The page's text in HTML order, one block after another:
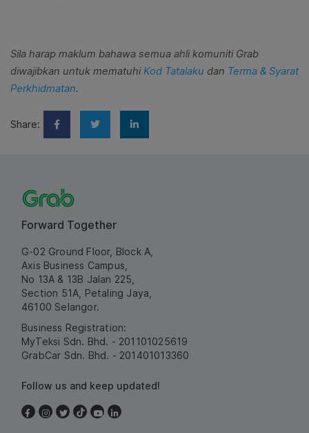
Sila harap maklum bahawa semua ahli komuniti Grab
diwajibkan untuk mematuhiKod Tatalaku dan Terma & Syarat
Perkhidmatan.
Share:
Forward Together
G-02 Ground Floor, Block A,
Axis Business Campus,
No 13A & 13B Jalan 225,
Section 51A, Petaling Jaya,
46100 Selangor.
Business Registration:
MyTeksi Sdn. Bhd. - 201101025619
GrabCar Sdn. Bhd. - 201401013360
Follow us and keep updated!